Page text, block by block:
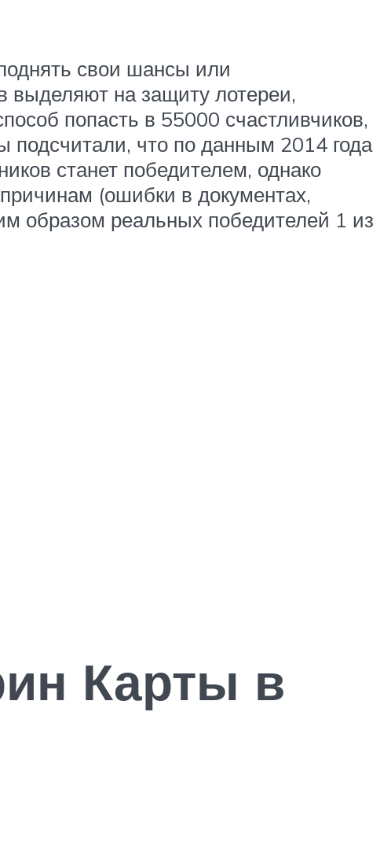
свои шансы или
выделяют на защиту лотереи,
попасть в 55000 счастливчиков,
подсчитали, что по данным 2014 года
станет победителем, однако
(ошибки в документах,
образом реальных победителей 1 из
Карты в